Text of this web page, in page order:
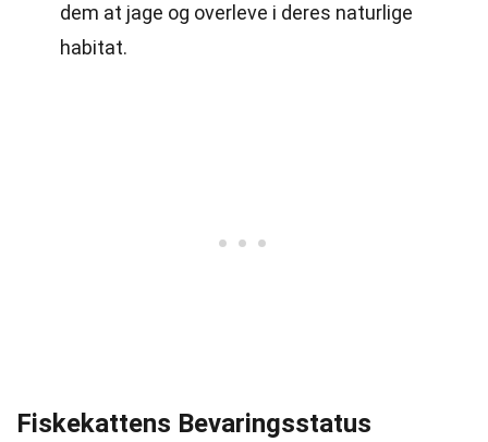
dem at jage og overleve i deres naturlige
habitat.
Fiskekattens Bevaringsstatus